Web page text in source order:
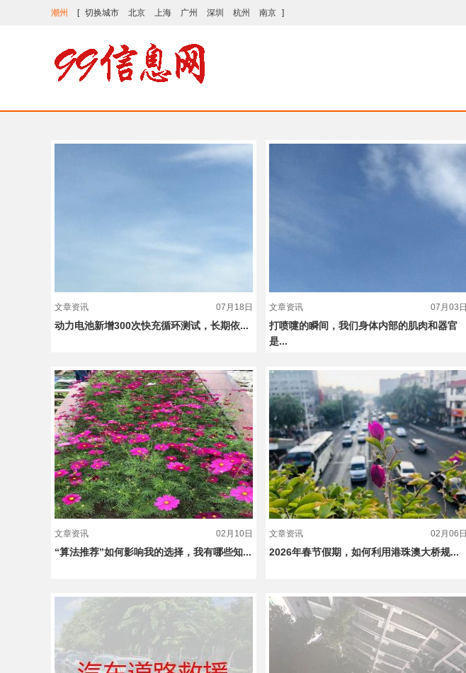
潮州 [ 切换城市 北京 上海 广州 深圳 杭州 南京 ]
文章资讯 07月18日
动力电池新增300次快充循环测试，长期依...
文章资讯 07月03日
打喷嚏的瞬间，我们身体内部的肌肉和器官
是...
文章资讯 02月10日
“算法推荐”如何影响我的选择，我有哪些知...
文章资讯 02月06日
2026年春节假期，如何利用港珠澳大桥规...